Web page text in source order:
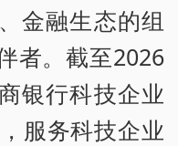
金融生态的组
者。截至2026
银行科技企业
服务科技企业